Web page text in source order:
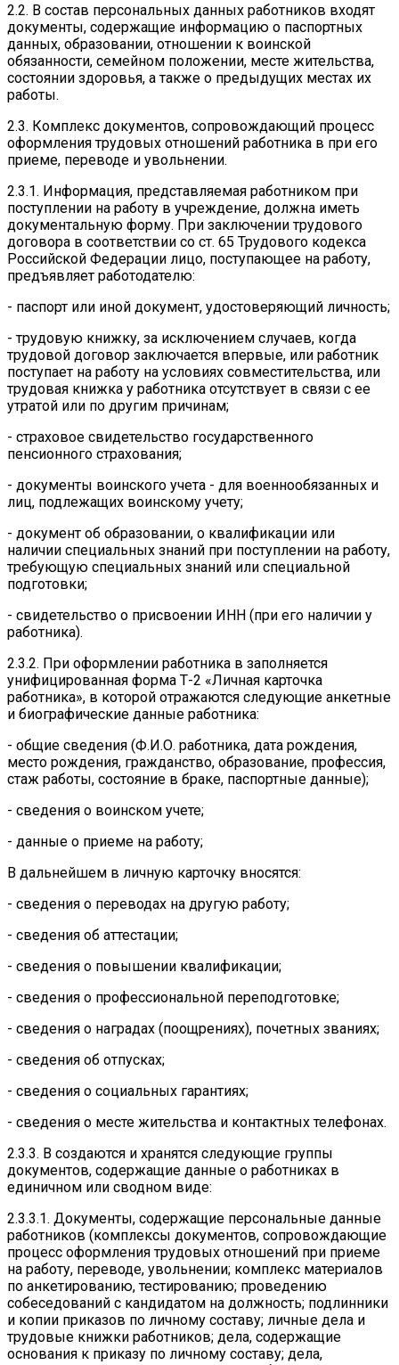
2.2. В состав персональных данных работников входят
документы, содержащие информацию о паспортных
данных, образовании, отношении к воинской
обязанности, семейном положении, месте жительства,
состоянии здоровья, а также о предыдущих местах их
работы.
2.3. Комплекс документов, сопровождающий процесс
оформления трудовых отношений работника в при его
приеме, переводе и увольнении.
2.3.1. Информация, представляемая работником при
поступлении на работу в учреждение, должна иметь
документальную форму. При заключении трудового
договора в соответствии со ст. 65 Трудового кодекса
Российской Федерации лицо, поступающее на работу,
предъявляет работодателю:
- паспорт или иной документ, удостоверяющий личность;
- трудовую книжку, за исключением случаев, когда
трудовой договор заключается впервые, или работник
поступает на работу на условиях совместительства, или
трудовая книжка у работника отсутствует в связи с ее
утратой или по другим причинам;
- страховое свидетельство государственного
пенсионного страхования;
- документы воинского учета - для военнообязанных и
лиц, подлежащих воинскому учету;
- документ об образовании, о квалификации или
наличии специальных знаний при поступлении на работу,
требующую специальных знаний или специальной
подготовки;
- свидетельство о присвоении ИНН (при его наличии у
работника).
2.3.2. При оформлении работника в заполняется
унифицированная форма Т-2 «Личная карточка
работника», в которой отражаются следующие анкетные
и биографические данные работника:
- общие сведения (Ф.И.О. работника, дата рождения,
место рождения, гражданство, образование, профессия,
стаж работы, состояние в браке, паспортные данные);
- сведения о воинском учете;
- данные о приеме на работу;
В дальнейшем в личную карточку вносятся:
- сведения о переводах на другую работу;
- сведения об аттестации;
- сведения о повышении квалификации;
- сведения о профессиональной переподготовке;
- сведения о наградах (поощрениях), почетных званиях;
- сведения об отпусках;
- сведения о социальных гарантиях;
- сведения о месте жительства и контактных телефонах.
2.3.3. В создаются и хранятся следующие группы
документов, содержащие данные о работниках в
единичном или сводном виде:
2.3.3.1. Документы, содержащие персональные данные
работников (комплексы документов, сопровождающие
процесс оформления трудовых отношений при приеме
на работу, переводе, увольнении; комплекс материалов
по анкетированию, тестированию; проведению
собеседований с кандидатом на должность; подлинники
и копии приказов по личному составу; личные дела и
трудовые книжки работников; дела, содержащие
основания к приказу по личному составу; дела,